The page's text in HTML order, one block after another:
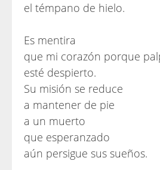
el témpano de hielo.
Es mentira
que mi corazón porque
esté despierto.
Su misión se reduce
a mantener de pie
a un muerto
que esperanzado
aún persigue sus sueños.